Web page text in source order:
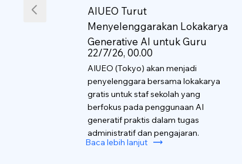
AIUEO Turut
Menyelenggarakan Lokakarya
Generative AI untuk Guru
22/7/26, 00.00
AIUEO (Tokyo) akan menjadi
penyelenggara bersama lokakarya
gratis untuk staf sekolah yang
berfokus pada penggunaan AI
generatif praktis dalam tugas
administratif dan pengajaran.
Baca lebih lanjut